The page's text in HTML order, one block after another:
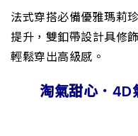
法式穿搭必備優雅瑪莉
提升，雙釦帶設計具修
輕鬆穿出高級感。
淘氣甜心．4D